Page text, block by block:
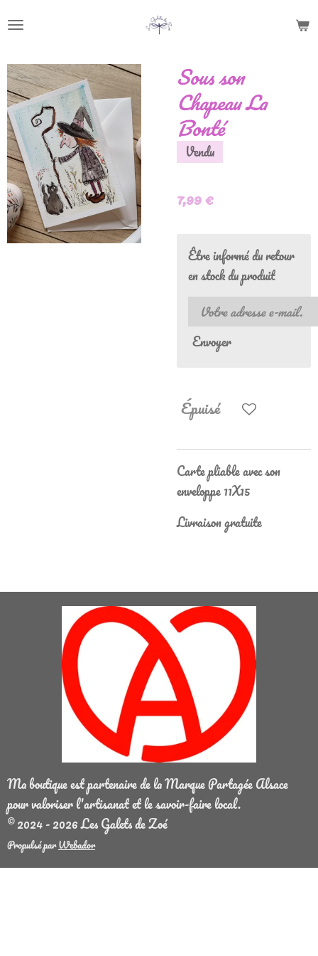
principal
Sous son
Chapeau La
Bonté
Vendu
7,99 €
Être informé du retour
en stock du produit
Envoyer
Épuisé
Carte pliable avec son
enveloppe 11X15
Livraison gratuite
Ma boutique est partenaire de la Marque Partagée Alsace
pour valoriser l'artisanat et le savoir-faire local.
© 2024 - 2026 Les Galets de Zoé
Propulsé parWebador